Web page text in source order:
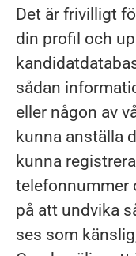
Det är frivilligt
din profil och
sådan
eller någon av
kunna anställa
kunna
telefonnummer
på att undvika
ses som